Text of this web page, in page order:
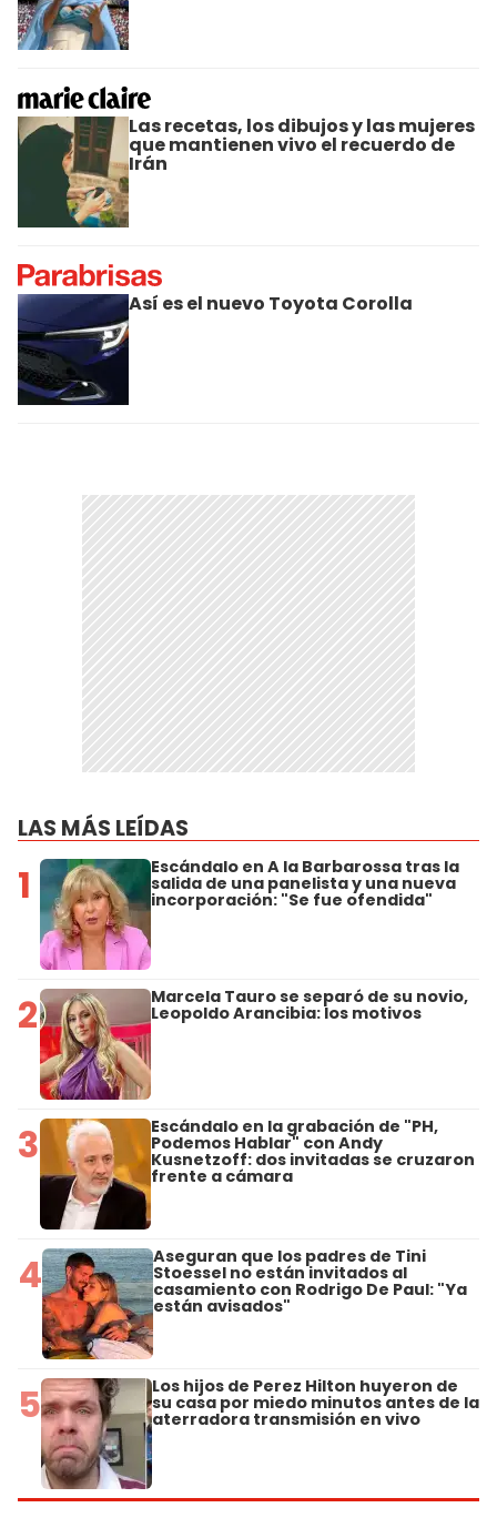
Las recetas, los dibujos y las mujeres
que mantienen vivo el recuerdo de
Irán
Así es el nuevo Toyota Corolla
LAS MÁS LEÍDAS
1 Escándalo en A la Barbarossa tras la
salida de una panelista y una nueva
incorporación: "Se fue ofendida"
2 Marcela Tauro se separó de su novio,
Leopoldo Arancibia: los motivos
3 Escándalo en la grabación de "PH,
Podemos Hablar" con Andy
Kusnetzoff: dos invitadas se cruzaron
frente a cámara
4 Aseguran que los padres de Tini
Stoessel no están invitados al
casamiento con Rodrigo De Paul: "Ya
están avisados"
5 Los hijos de Perez Hilton huyeron de
su casa por miedo minutos antes de la
aterradora transmisión en vivo